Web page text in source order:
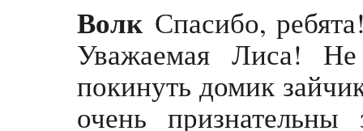
ВолкСпасибо,
Уважаемая Лиса!
покинуть домик
очень